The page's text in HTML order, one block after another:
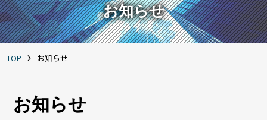
お知らせ
TOP お知らせ
お知らせ